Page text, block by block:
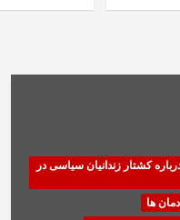
کشتار زندانیان سیاسی در
ها